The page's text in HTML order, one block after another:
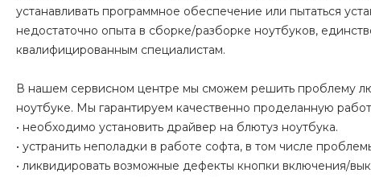
устанавливать программное обеспечение или пытаться
недостаточно опыта в сборке/разборке ноутбуков,
квалифицированным специалистам.
В нашем сервисном центре мы сможем решить проблему
ноутбуке. Мы гарантируем качественно проделанную
• необходимо установить драйвер на блютуз ноутбука.
• устранить неполадки в работе софта, в том числе
• ликвидировать возможные дефекты кнопки включения/